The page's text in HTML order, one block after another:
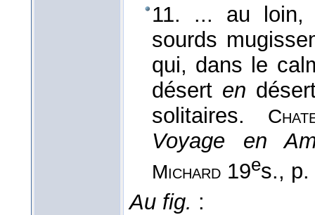
11. ... au loin,
sourds
qui, dans le
désert en
solitaires.
Voyage en
Michard 19es., p.
Au fig. :